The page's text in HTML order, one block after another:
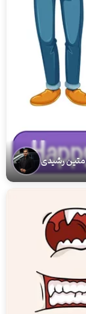
متین رشیدی